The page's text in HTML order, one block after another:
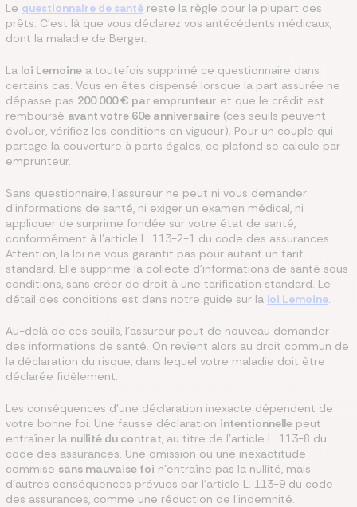
Le questionnaire de santé reste la règle pour la plupart des
prêts. C'est là que vous déclarez vos antécédents médicaux,
dont la maladie de Berger.
La loi Lemoine a toutefois supprimé ce questionnaire dans
certains cas. Vous en êtes dispensé lorsque la part assurée ne
dépasse pas 200 000 € par emprunteur et que le crédit est
remboursé avant votre 60e anniversaire (ces seuils peuvent
évoluer, vérifiez les conditions en vigueur). Pour un couple qui
partage la couverture à parts égales, ce plafond se calcule par
emprunteur.
Sans questionnaire, l'assureur ne peut ni vous demander
d'informations de santé, ni exiger un examen médical, ni
appliquer de surprime fondée sur votre état de santé,
conformément à l'article L. 113-2-1 du code des assurances.
Attention, la loi ne vous garantit pas pour autant un tarif
standard. Elle supprime la collecte d'informations de santé sous
conditions, sans créer de droit à une tarification standard. Le
détail des conditions est dans notre guide sur la loi Lemoine.
Au-delà de ces seuils, l'assureur peut de nouveau demander
des informations de santé. On revient alors au droit commun de
la déclaration du risque, dans lequel votre maladie doit être
déclarée fidèlement.
Les conséquences d'une déclaration inexacte dépendent de
votre bonne foi. Une fausse déclaration intentionnelle peut
entraîner la nullité du contrat, au titre de l'article L. 113-8 du
code des assurances. Une omission ou une inexactitude
commise sans mauvaise foi n'entraîne pas la nullité, mais
d'autres conséquences prévues par l'article L. 113-9 du code
des assurances, comme une réduction de l'indemnité.